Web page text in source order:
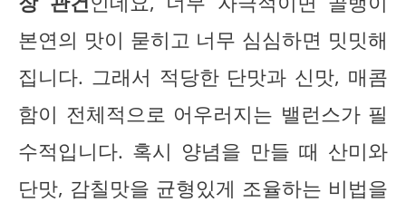
본연의 맛이 묻히고 너무 심심하면 밋밋해
집니다. 그래서 적당한 단맛과 신맛, 매콤
함이 전체적으로 어우러지는 밸런스가 필
수적입니다. 혹시 양념을 만들 때 산미와
단맛, 감칠맛을 균형있게 조율하는 비법을